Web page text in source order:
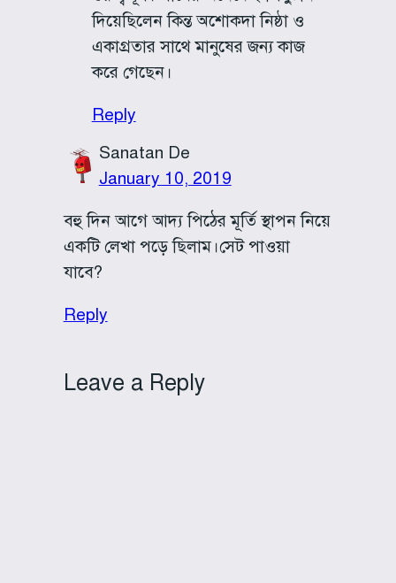
দিয়েছিলেন কিন্ত অশোকদা নিষ্ঠা ও
একাগ্রতার সাথে মানুষের জন্য কাজ
করে গেছেন।
Reply
Sanatan De
January 10, 2019
বহু দিন আগে আদ্য পিঠের মূর্তি স্থাপন নিয়ে
একটি লেখা পড়ে ছিলাম।সেট পাওয়া
যাবে?
Reply
Leave a Reply